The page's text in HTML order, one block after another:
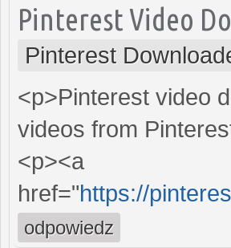
Pinterest Video
Pinterest
<p>Pinterest video
videos from
<p><a
href="https://
odpowiedz